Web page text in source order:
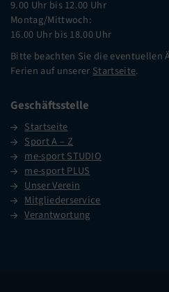
9.00 Uhr bis 12.00 Uhr
Montag/Mittwoch:
16.00 Uhr bis 18.00 Uhr
Bitte beachten Sie die eventuellen
Ferien auf unserer Startseite.
Geschäftsstelle
Startseite
Sport A – Z
me-sport STUDIO
me-sport PLUS
Unser Verein
Mitgliederservice
Verantwortung